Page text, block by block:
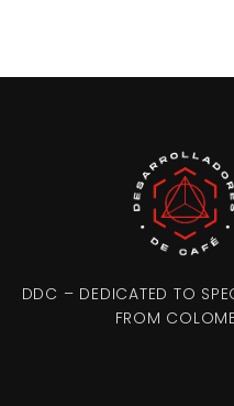
DDC – DEDICATED TO
FROM